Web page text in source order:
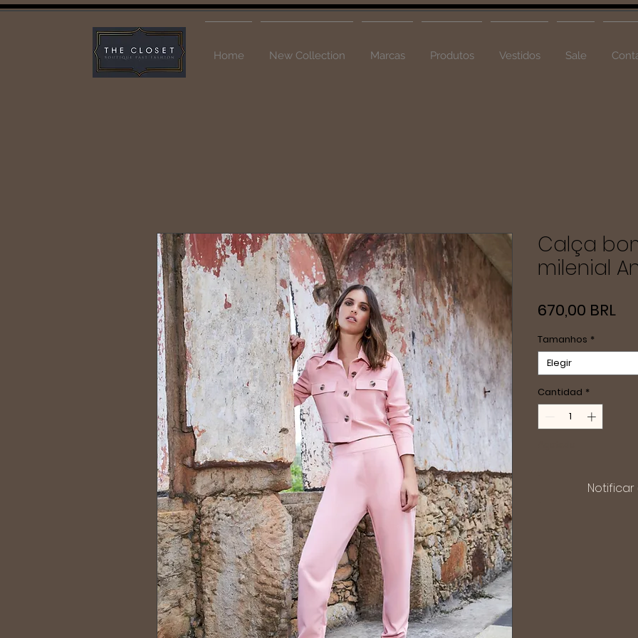
Home New Collection Marcas Produtos Vestidos Sale
Calça
milenial
670,00 BRL
Tamanhos *
Elegir
Cantidad *